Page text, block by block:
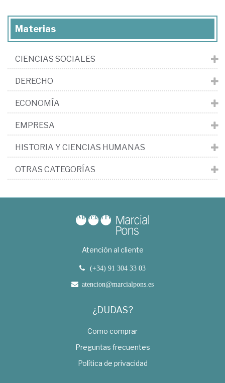
Materias
CIENCIAS SOCIALES
DERECHO
ECONOMÍA
EMPRESA
HISTORIA Y CIENCIAS HUMANAS
OTRAS CATEGORÍAS
Atención al cliente
(+34) 91 304 33 03
atencion@marcialpons.es
¿DUDAS?
Como comprar
Preguntas frecuentes
Política de privacidad